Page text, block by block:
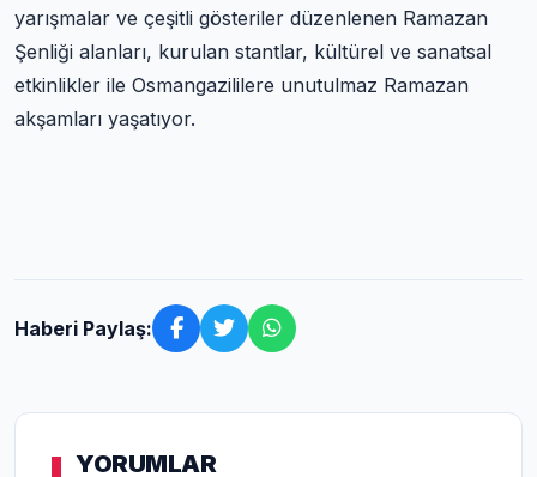
yarışmalar ve çeşitli gösteriler düzenlenen Ramazan
Şenliği alanları, kurulan stantlar, kültürel ve sanatsal
etkinlikler ile Osmangazililere unutulmaz Ramazan
akşamları yaşatıyor.
Haberi Paylaş:
YORUMLAR